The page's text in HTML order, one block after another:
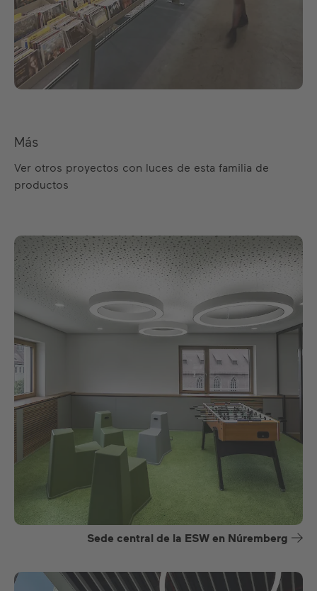
Más
Ver otros proyectos con luces de esta familia de
productos
Sede central de la ESW en Núremberg